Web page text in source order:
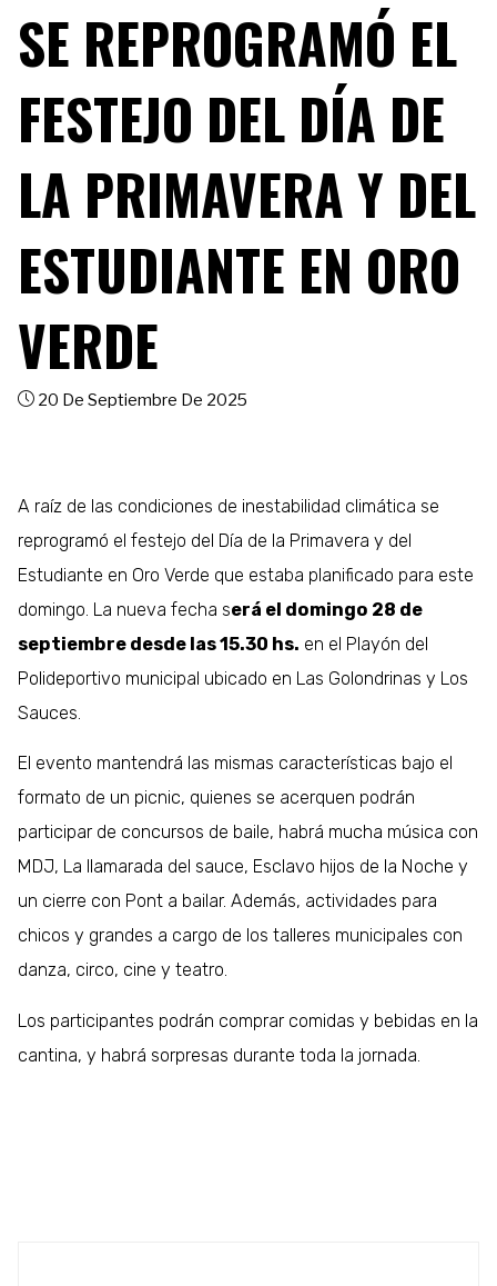
SE REPROGRAMÓ EL
FESTEJO DEL DÍA DE
LA PRIMAVERA Y DEL
ESTUDIANTE EN ORO
VERDE
20 De Septiembre De 2025
A raíz de las condiciones de inestabilidad climática se
reprogramó el festejo del Día de la Primavera y del
Estudiante en Oro Verde que estaba planificado para este
domingo. La nueva fecha será el domingo 28 de
septiembre desde las 15.30 hs. en el Playón del
Polideportivo municipal ubicado en Las Golondrinas y Los
Sauces.
El evento mantendrá las mismas características bajo el
formato de un picnic, quienes se acerquen podrán
participar de concursos de baile, habrá mucha música con
MDJ, La llamarada del sauce, Esclavo hijos de la Noche y
un cierre con Pont a bailar. Además, actividades para
chicos y grandes a cargo de los talleres municipales con
danza, circo, cine y teatro.
Los participantes podrán comprar comidas y bebidas en la
cantina, y habrá sorpresas durante toda la jornada.